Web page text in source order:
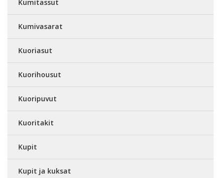
Kumitassut
Kumivasarat
Kuoriasut
Kuorihousut
Kuoripuvut
Kuoritakit
Kupit
Kupit ja kuksat